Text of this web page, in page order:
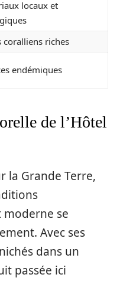
locaux et
coralliens riches
endémiques
de l’Hôtel
la Grande Terre,
se
Avec ses
dans un
passée ici